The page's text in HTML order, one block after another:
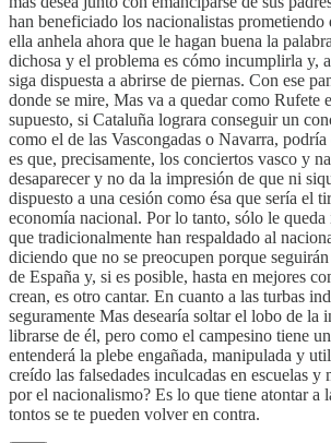
han beneficiado los nacionalistas prometiendo
ella anhela ahora que le hagan buena la
dichosa y el problema es cómo incumplirla y,
siga dispuesta a abrirse de piernas. Con ese
donde se mire, Mas va a quedar como Rufete
supuesto, si Cataluña lograra conseguir un
como el de las Vascongadas o Navarra,
es que, precisamente, los conciertos vasco y
desaparecer y no da la impresión de que ni
dispuesto a una cesión como ésa que sería el
economía nacional. Por lo tanto, sólo le queda
que tradicionalmente han respaldado al
diciendo que no se preocupen porque
de España y, si es posible, hasta en mejores
crean, es otro cantar. En cuanto a las turbas
seguramente Mas desearía soltar el lobo de la
librarse de él, pero como el campesino tiene
entenderá la plebe engañada, manipulada y
creído las falsedades inculcadas en escuelas y
por el nacionalismo? Es lo que tiene atontar a
tontos se te pueden volver en contra.